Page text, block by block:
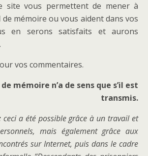
site vous permettent de mener à
mémoire ou vous aident dans vos
en serons satisfaits et aurons
vos commentaires.
mémoire n’a de sens que s’il est
transmis.
ceci a été possible grâce à un travail et
mais également grâce aux
sur Internet, puis dans le cadre